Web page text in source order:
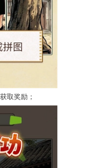
取奖励；